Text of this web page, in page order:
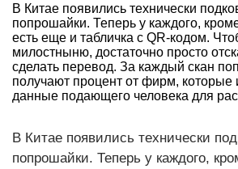
В Китае появились технически
попрошайки. Теперь у каждого,
есть еще и табличка с QR-кодом.
милостныню, достаточно просто
сделать перевод. За каждый скан
получают процент от фирм, которые
данные подающего человека для
В Китае появились технически
попрошайки. Теперь у каждого,